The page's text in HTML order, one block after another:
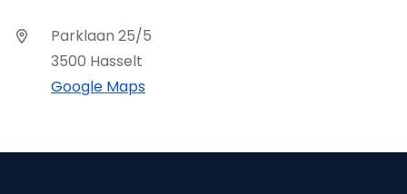
Parklaan 25/5
3500 Hasselt
Google Maps